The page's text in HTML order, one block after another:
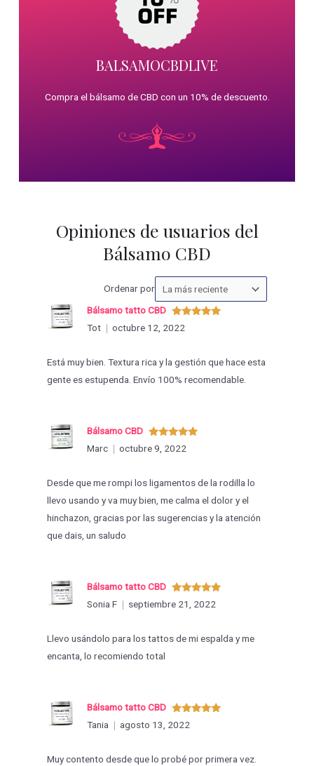
BALSAMOCBDLIVE
Compra el bálsamo de CBD con un 10% de descuento.
Opiniones de usuarios del
Bálsamo CBD
Ordenar porOrdenar
las
Valorado
con
Bálsamo tatto CBD
Tot
octubre 12, 2022
Está muy bien. Textura rica y la gestión que hace esta
gente es estupenda. Envío 100% recomendable.
Valorado
con5de 5
Bálsamo CBD
Marc
octubre 9, 2022
Desde que me rompi los ligamentos de la rodilla lo
llevo usando y va muy bien, me calma el dolor y el
hinchazon, gracias por las sugerencias y la atención
que dais, un saludo
Valorado
con 5de 5
Bálsamo tatto CBD
Sonia F
septiembre 21, 2022
Llevo usándolo para los tattos de mi espalda y me
encanta, lo recomiendo total
Valorado
con
Bálsamo tatto CBD
Tania
agosto 13, 2022
Muy contento desde que lo probé por primera vez.